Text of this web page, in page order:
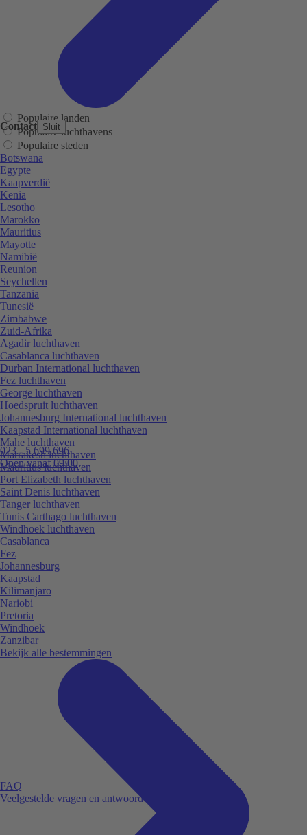
Contact Sluit
023 - 5 699 696
Open vanaf 09:00
FAQ
Veelgestelde vragen en antwoorden.
Populaire landen
Populaire luchthavens
Populaire steden
Botswana
Egypte
Kaapverdië
Kenia
Lesotho
Marokko
Mauritius
Mayotte
Namibië
Reunion
Seychellen
Tanzania
Tunesië
Zimbabwe
Zuid-Afrika
Agadir luchthaven
Casablanca luchthaven
Durban International luchthaven
Fez luchthaven
George luchthaven
Hoedspruit luchthaven
Johannesburg International luchthaven
Kaapstad International luchthaven
Mahe luchthaven
Marrakesh luchthaven
Mauritius luchthaven
Port Elizabeth luchthaven
Saint Denis luchthaven
Tanger luchthaven
Tunis Carthago luchthaven
Windhoek luchthaven
Casablanca
Fez
Johannesburg
Kaapstad
Kilimanjaro
Nariobi
Pretoria
Windhoek
Zanzibar
Bekijk alle bestemmingen